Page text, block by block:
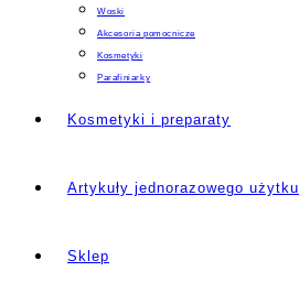
Woski
Akcesoria pomocnicze
Kosmetyki
Parafiniarky
Kosmetyki i preparaty
Artykuły jednorazowego użytku
Sklep